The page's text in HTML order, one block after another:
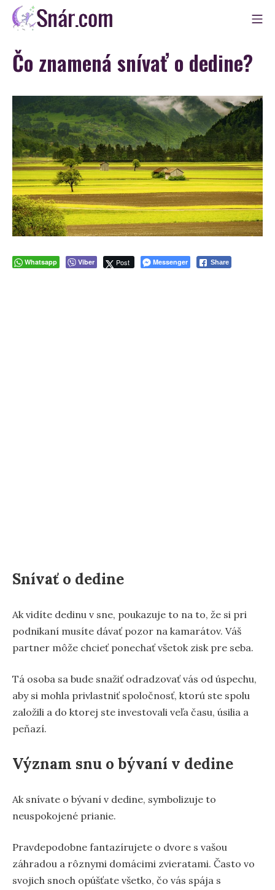
Skip
Snár
Čo znamená snívať o dedine?
Whatsapp Viber Post Messenger Share
Snívať o dedine
Ak vidíte dedinu v sne, poukazuje to na to, že si pri
podnikaní musíte dávať pozor na kamarátov. Váš
partner môže chcieť ponechať všetok zisk pre seba.
Tá osoba sa bude snažiť odradzovať vás od úspechu,
aby si mohla privlastniť spoločnosť, ktorú ste spolu
založili a do ktorej ste investovali veľa času, úsilia a
peňazí.
Význam snu o bývaní v dedine
Ak snívate o bývaní v dedine, symbolizuje to
neuspokojené prianie.
Pravdepodobne fantazírujete o dvore s vašou
záhradou a rôznymi domácimi zvieratami. Často vo
svojich snoch opúšťate všetko, čo vás spája s